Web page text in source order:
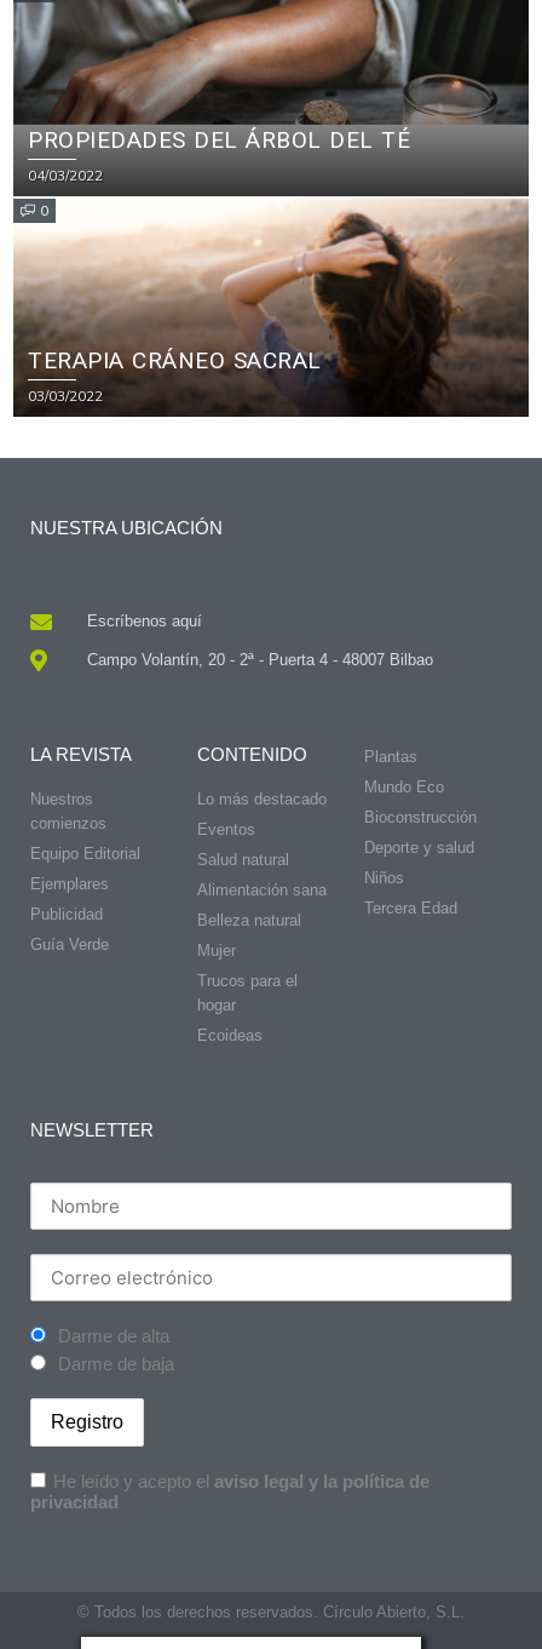
PROPIEDADES DEL ÁRBOL DEL TÉ
04/03/2022
0
TERAPIA CRÁNEO SACRAL
03/03/2022
NUESTRA UBICACIÓN
Escríbenos aquí
Campo Volantín, 20 - 2ª - Puerta 4 - 48007 Bilbao
LA REVISTA
Nuestros
comienzos
Equipo Editorial
Ejemplares
Publicidad
Guía Verde
CONTENIDO
Lo más destacado
Eventos
Salud natural
Alimentación sana
Belleza natural
Mujer
Trucos para el
hogar
Ecoideas
Plantas
Mundo Eco
Bioconstrucción
Deporte y salud
Niños
Tercera Edad
NEWSLETTER
Darme de alta
Darme de baja
He leído y acepto el aviso legal y la política de
privacidad
© Todos los derechos reservados. Círculo Abierto, S.L.